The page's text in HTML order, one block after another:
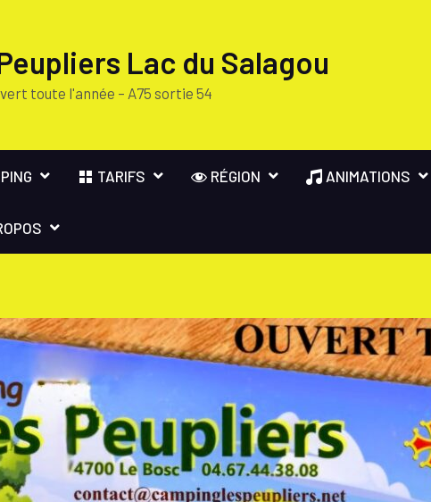
Lac du Salagou
toute l'année – A75 sortie 54
TARIFS RÉGION ANIMATIONS